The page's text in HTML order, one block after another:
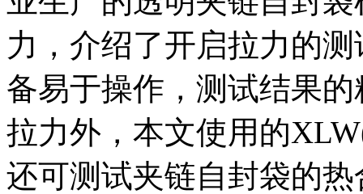
力，介绍了开启拉力的
备易于操作，测试结果
拉力外，本文使用的
还可测试夹链自封袋的